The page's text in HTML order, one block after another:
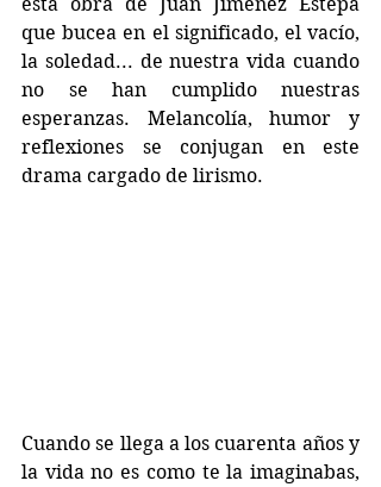
que bucea en el significado, el vacío,
la soledad... de nuestra vida cuando
no se han cumplido nuestras
esperanzas. Melancolía, humor y
reflexiones se conjugan en este
drama cargado de lirismo.
Cuando se llega a los cuarenta años y
la vida no es como te la imaginabas,